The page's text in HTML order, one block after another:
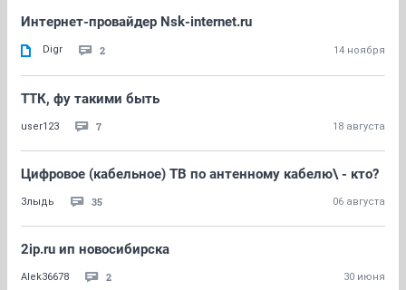
Интернет-провайдер Nsk-internet.ru
Digr 2 14 ноября
ТТК, фу такими быть
user123 7 18 августа
Цифровое (кабельное) ТВ по антенному кабелю\ - кто?
Злыдь 35 06 августа
2ip.ru ип новосибирска
Alek36678 2 30 июня